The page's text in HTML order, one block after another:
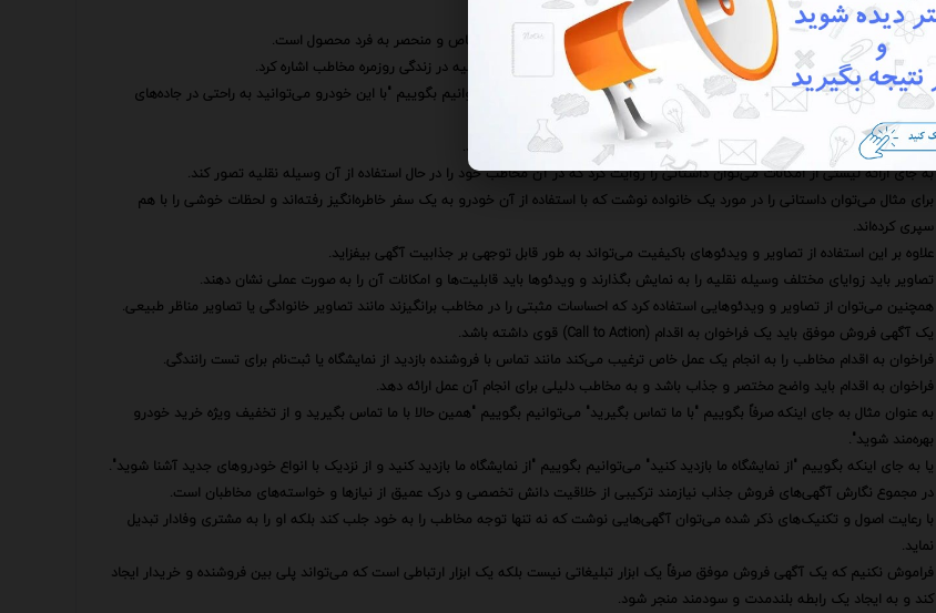
کمک کند.
یکی دیگر از جنبه‌های مهم در نگارش آگهی‌های فروش جذاب توجه به ویژگی‌های خاص و منحصر به فرد محصول است.
به جای تمرکز صرف بر مشخصات فنی باید به مزایا و فواید استفاده از آن وسیله نقلیه در زندگی روزمره مخاطب اشاره کرد.
برای مثال به جای اینکه صرفاً بگوییم "این خودرو دارای موتور قدرتمند است" می‌توانیم بگوییم "با این خودرو می‌توانید به راحتی در جاده‌های
کوهستانی رانندگی کنید و از مناظر طبیعی لذت ببرید".
همچنین می‌توان از تکنیک‌های داستان‌سرایی برای جذاب‌تر کردن آگهی استفاده کرد.
به جای ارائه لیستی از امکانات می‌توان داستانی را روایت کرد که در آن مخاطب خود را در حال استفاده از آن وسیله نقلیه تصور کند.
برای مثال می‌توان داستانی را در مورد یک خانواده نوشت که با استفاده از آن خودرو به یک سفر خاطره‌انگیز رفته‌اند و لحظات خوشی را با هم
سپری کرده‌اند.
علاوه بر این استفاده از تصاویر و ویدئوهای باکیفیت می‌تواند به طور قابل توجهی بر جذابیت آگهی بیفزاید.
تصاویر باید زوایای مختلف وسیله نقلیه را به نمایش بگذارند و ویدئوها باید قابلیت‌ها و امکانات آن را به صورت عملی نشان دهند.
همچنین می‌توان از تصاویر و ویدئوهایی استفاده کرد که احساسات مثبتی را در مخاطب برانگیزند مانند تصاویر خانوادگی یا تصاویر مناظر طبیعی.
یک آگهی فروش موفق باید یک فراخوان به اقدام (Call to Action) قوی داشته باشد.
فراخوان به اقدام مخاطب را به انجام یک عمل خاص ترغیب می‌کند مانند تماس با فروشنده بازدید از نمایشگاه یا ثبت‌نام برای تست رانندگی.
فراخوان به اقدام باید واضح مختصر و جذاب باشد و به مخاطب دلیلی برای انجام آن عمل ارائه دهد.
به عنوان مثال به جای اینکه صرفاً بگوییم "با ما تماس بگیرید" می‌توانیم بگوییم "همین حالا با ما تماس بگیرید و از تخفیف ویژه خرید خودرو
بهره‌مند شوید".
یا به جای اینکه بگوییم "از نمایشگاه ما بازدید کنید" می‌توانیم بگوییم "از نمایشگاه ما بازدید کنید و از نزدیک با انواع خودروهای جدید آشنا شوید".
در مجموع نگارش آگهی‌های فروش جذاب نیازمند ترکیبی از خلاقیت دانش تخصصی و درک عمیق از نیازها و خواسته‌های مخاطبان است.
با رعایت اصول و تکنیک‌های ذکر شده می‌توان آگهی‌هایی نوشت که نه تنها توجه مخاطب را به خود جلب کند بلکه او را به مشتری وفادار تبدیل
نماید.
فراموش نکنیم که یک آگهی فروش موفق صرفاً یک ابزار تبلیغاتی نیست بلکه یک ابزار ارتباطی است که می‌تواند پلی بین فروشنده و خریدار ایجاد
کند و به ایجاد یک رابطه بلندمدت و سودمند منجر شود.